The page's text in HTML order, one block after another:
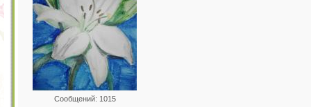
Сообщений: 1015